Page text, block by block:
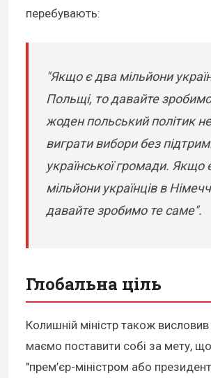
перебувають:
"Якщо є два мільйони
Польщі, то давайте
жоден польський політик
виграти вибори без
української громади. Якщо
мільйони українців в
давайте зробимо те саме".
Глобальна ціль
Колишній міністр також
маємо поставити собі за мету,
"прем’єр-міністром або